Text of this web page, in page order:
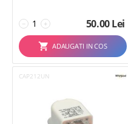
+
− 50.00Lei
ADAUGATI IN COS
CAP212UN